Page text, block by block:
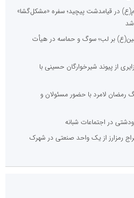
در قیامدشت پیچید؛ سفره «مشکل‌گشا»
بر لب؛ سوگ و حماسه در هیأت
از پیوند شیرخوارگان حسینی با
رمضان لامرد با حضور مسئولان و
در اجتماعات شبانه
استخراج رمزارز از یک واحد صنعتی در شهرک